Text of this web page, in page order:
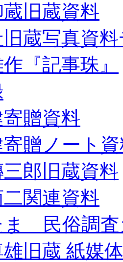
旧蔵資料
旧蔵写真資
『記事珠』
贈資料
贈ノート
郎旧蔵資料
関連資料
ま 民俗調査
雄旧蔵 紙媒